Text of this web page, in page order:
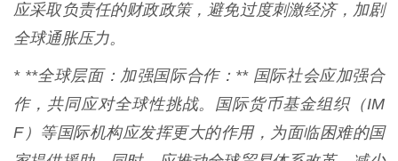
应采取负责任的财政政策，避免过度刺激经济，加剧
全球通胀压力。
* **全球层面：加强国际合作：** 国际社会应加强合
作，共同应对全球性挑战。国际货币基金组织（IM
F）等国际机构应发挥更大的作用，为面临困难的国